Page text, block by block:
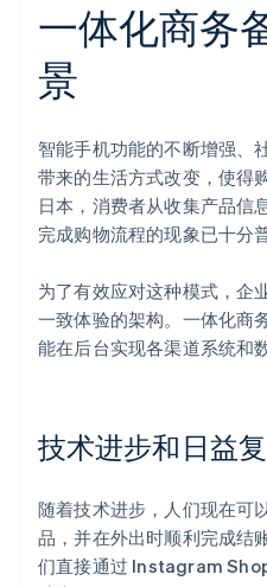
一体化商务
景
智能手机功能的不断增强、
带来的生活方式改变，使得
日本，消费者从收集产品信
完成购物流程的现象已十分普
为了有效应对这种模式，企
一致体验的架构。一体化商
能在后台实现各渠道系统和
技术进步和日益
随着技术进步，人们现在可
品，并在外出时顺利完成结
们直接通过 Instagram